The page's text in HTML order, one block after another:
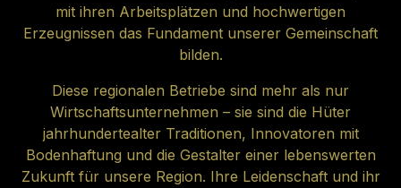
mit ihren Arbeitsplätzen und hochwertigen
Erzeugnissen das Fundament unserer Gemeinschaft
bilden.
Diese regionalen Betriebe sind mehr als nur
Wirtschaftsunternehmen – sie sind die Hüter
jahrhundertealter Traditionen, Innovatoren mit
Bodenhaftung und die Gestalter einer lebenswerten
Zukunft für unsere Region. Ihre Leidenschaft und ihr